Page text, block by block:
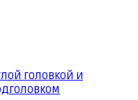
головкой и